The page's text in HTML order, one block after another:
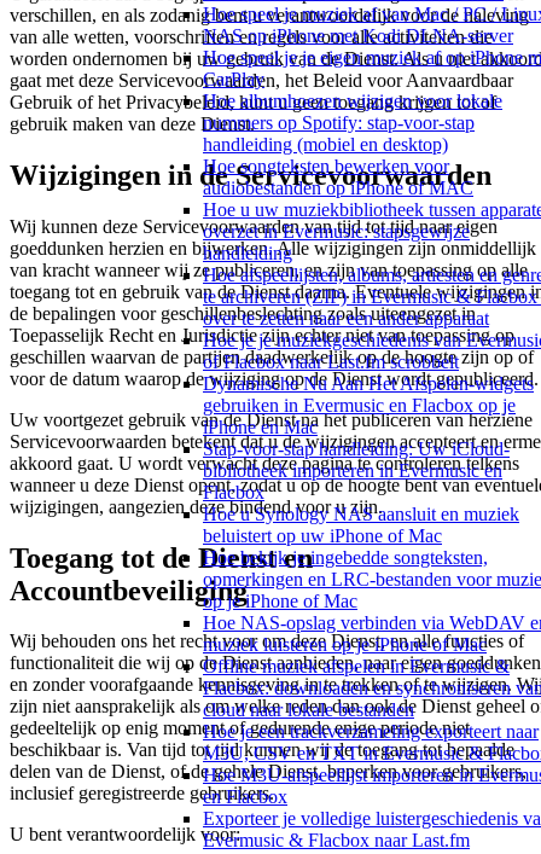
Hoe speel je muziek af van Mac / PC /
NAS op iPhone met Kodi DLNA-server
Hoe speel je je eigen muziek af op iPhone
CarPlay
Hoe albumhoezen wijzigen voor lokale
nummers op Spotify: stap-voor-stap
handleiding (mobiel en desktop)
Hoe songteksten bewerken voor
audiobestanden op iPhone of MAC
Hoe u uw muziekbibliotheek tussen
overzet in Evermusic: stapsgewijze
handleiding
Hoe afspeellijsten, albums, artiesten en
te archiveren (ZIP) in Evermusic & Flacbox
over te zetten naar een ander apparaat
Hoe je je muziekgeschiedenis van
of Flacbox naar Last.fm scrobbelt
Dynamische Nu Aan Het Afspelen-widgets
gebruiken in Evermusic en Flacbox op je
iPhone en Mac
Stap-voor-stap handleiding: Uw iCloud-
bibliotheek importeren in Evermusic en
Flacbox
Hoe u Synology NAS aansluit en muziek
beluistert op uw iPhone of Mac
Hoe bekijk je ingebedde songteksten,
opmerkingen en LRC-bestanden voor
op je iPhone of Mac
Hoe NAS-opslag verbinden via WebDAV
muziek luisteren op je iPhone of Mac
Offline muziek afspelen in Evermusic &
Flacbox: downloaden en synchroniseren
cloud naar lokale bestanden
Hoe je een trackverzameling exporteert naar
M3U, CSV en TXT in Evermusic &
Hoe M3U-afspeellijst importeren in
en Flacbox
Exporteer je volledige luistergeschiedenis
Evermusic & Flacbox naar Last.fm
verschillen, en als zodanig bent u verantwoordelijk voor de naleving
van alle wetten, voorschriften en regels voor alle activiteiten die
worden ondernomen bij uw gebruik van de Dienst. Als u niet
gaat met deze Servicevoorwaarden, het Beleid voor Aanvaardbaar
Gebruik of het Privacybeleid, kunt u geen toegang krijgen tot of
gebruik maken van deze Dienst.
Wijzigingen in de Servicevoorwaarden
Wij kunnen deze Servicevoorwaarden van tijd tot tijd naar eigen
goeddunken herzien en bijwerken. Alle wijzigingen zijn onmiddellijk
van kracht wanneer wij ze publiceren, en zijn van toepassing op alle
toegang tot en gebruik van de Dienst daarna. Eventuele wijzigingen
de bepalingen voor geschillenbeslechting zoals uiteengezet in
Toepasselijk Recht en Jurisdictie zijn echter niet van toepassing op
geschillen waarvan de partijen daadwerkelijk op de hoogte zijn op of
voor de datum waarop de wijziging op de Dienst wordt gepubliceerd.
Uw voortgezet gebruik van de Dienst na het publiceren van herziene
Servicevoorwaarden betekent dat u de wijzigingen accepteert en
akkoord gaat. U wordt verwacht deze pagina te controleren telkens
wanneer u deze Dienst opent, zodat u op de hoogte bent van
wijzigingen, aangezien deze bindend voor u zijn.
Toegang tot de Dienst en
Accountbeveiliging
Wij behouden ons het recht voor om deze Dienst, en alle functies of
functionaliteit die wij op de Dienst aanbieden, naar eigen goeddunken
en zonder voorafgaande kennisgeving in te trekken of te wijzigen.
zijn niet aansprakelijk als om welke reden dan ook de Dienst geheel
gedeeltelijk op enig moment of gedurende enige periode niet
beschikbaar is. Van tijd tot tijd kunnen wij de toegang tot bepaalde
delen van de Dienst, of de gehele Dienst, beperken voor gebruikers,
inclusief geregistreerde gebruikers.
U bent verantwoordelijk voor: